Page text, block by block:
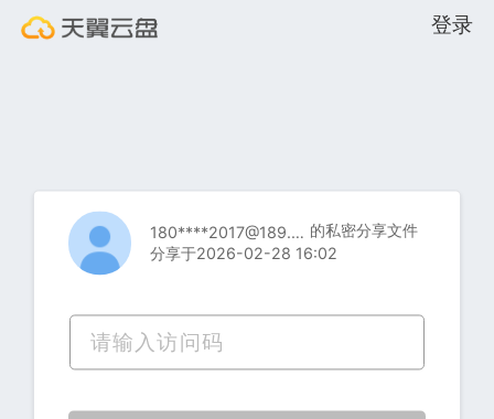
登录
180****2017@189.cn 的私密分享文件
分享于2026-02-28 16:02